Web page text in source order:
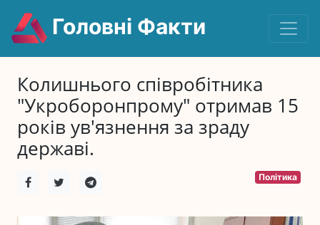
Головні Факти
Колишнього співробітника
"Укроборонпрому" отримав 15
років ув'язнення за зраду
державі.
Політика